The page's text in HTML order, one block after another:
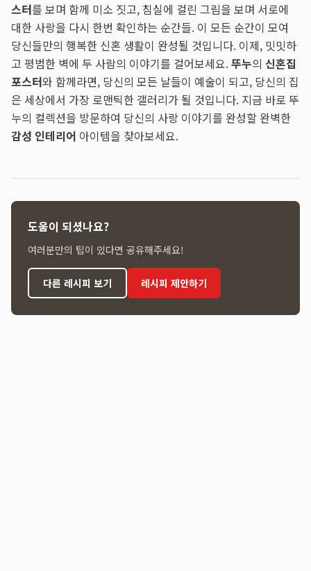
스터를 보며 함께 미소 짓고, 침실에 걸린 그림을 보며 서로에
대한 사랑을 다시 한번 확인하는 순간들. 이 모든 순간이 모여
당신들만의 행복한 신혼 생활이 완성될 것입니다. 이제, 밋밋하
고 평범한 벽에 두 사람의 이야기를 걸어보세요.뚜누의 신혼집
포스터와 함께라면, 당신의 모든 날들이 예술이 되고, 당신의 집
은 세상에서 가장 로맨틱한 갤러리가 될 것입니다. 지금 바로 뚜
누의 컬렉션을 방문하여 당신의 사랑 이야기를 완성할 완벽한
감성 인테리어 아이템을 찾아보세요.
도움이 되셨나요?
여러분만의 팁이 있다면 공유해주세요!
다른 레시피 보기 레시피 제안하기